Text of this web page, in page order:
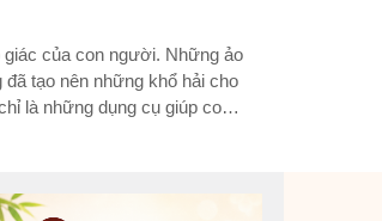
của con người. Những ảo
tạo nên những khổ hải cho
là những dụng cụ giúp con